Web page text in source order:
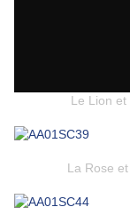
Le Lion et
La Rose